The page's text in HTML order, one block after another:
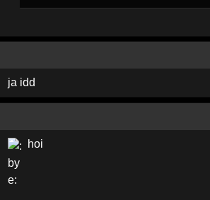
ja idd
hoi